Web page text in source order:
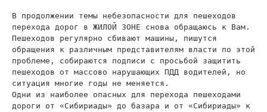
В продолжении темы небезопасности для пешеходов
перехода дорог в ЖИЛОЙ ЗОНЕ снова обращаюсь к Вам.
Пешеходов регулярно сбивают машины, пишутся
обращения к различным представителям власти по этой
проблеме, собираются подписи с просьбой защитить
пешеходов от массово нарушающих ПДД водителей, но
ситуация многие годы не меняется.
Одни из наиболее опасных для перехода пешеходами
дороги от «Сибириады» до базара и от «Сибириады» к